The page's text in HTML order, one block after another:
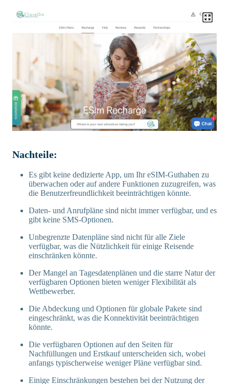
Nachteile:
Es gibt keine dedizierte App, um Ihr eSIM-Guthaben zu
überwachen oder auf andere Funktionen zuzugreifen, was
die Benutzerfreundlichkeit beeinträchtigen könnte.
Daten- und Anrufpläne sind nicht immer verfügbar, und es
gibt keine SMS-Optionen.
Unbegrenzte Datenpläne sind nicht für alle Ziele
verfügbar, was die Nützlichkeit für einige Reisende
einschränken könnte.
Der Mangel an Tagesdatenplänen und die starre Natur der
verfügbaren Optionen bieten weniger Flexibilität als
Wettbewerber.
Die Abdeckung und Optionen für globale Pakete sind
eingeschränkt, was die Konnektivität beeinträchtigen
könnte.
Die verfügbaren Optionen auf den Seiten für
Nachfüllungen und Erstkauf unterscheiden sich, wobei
anfangs typischerweise weniger Pläne verfügbar sind.
Einige Einschränkungen bestehen bei der Nutzung der